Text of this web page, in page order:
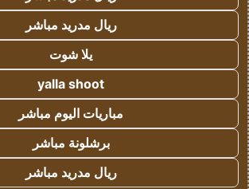
ريال مدريد مباشر
يلا شوت
yalla shoot
مباريات اليوم مباشر
برشلونة مباشر
ريال مدريد مباشر